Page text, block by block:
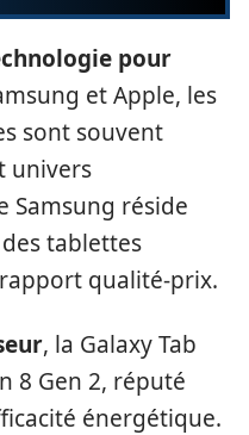
pour
et Apple, les
sont souvent
univers
Samsung réside
tablettes
qualité-prix.
, la Galaxy Tab
8 Gen 2, réputé
énergétique.